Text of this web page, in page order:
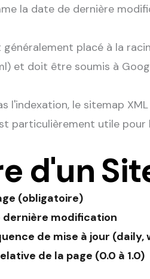
la date de dernière
placé à la
et doit être soumis à
l'indexation, le sitemap
particulièrement utile pour
d'un
(obligatoire)
dernière modification
de mise à jour (daily,
de la page (0.0 à 1.0)